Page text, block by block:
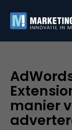
manier